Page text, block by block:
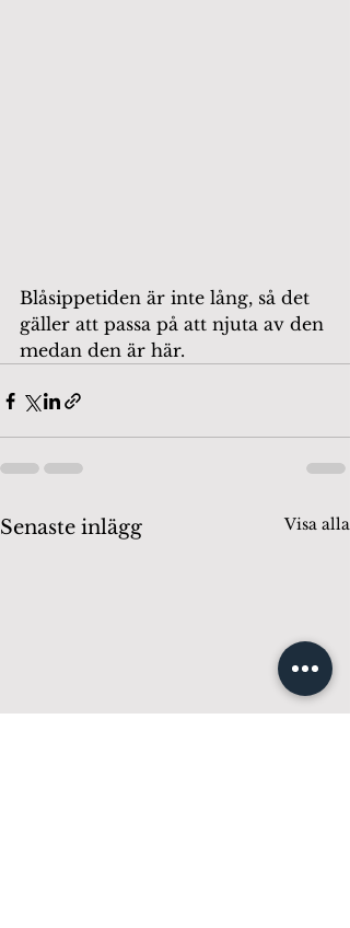
Blåsippetiden är inte lång, så det
gäller att passa på att njuta av den
medan den är här.
Senaste inlägg Visa alla